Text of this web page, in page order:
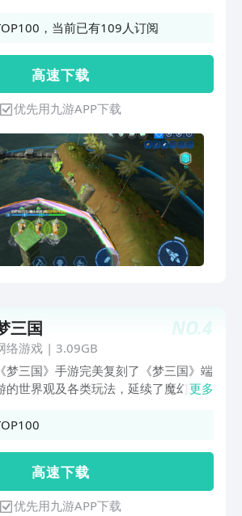
种武器和装备-所有武器均是自动开
理搭配、时刻注意距离的控制，是特别重
的战斗要素！游戏功能：-与世界各地
的玩家组队，操控战舰，摧毁敌方基地-
戏支持5v5、3v3、1v1，平均每局时
为10分钟以内-除竞技场模式之外，还
人机对战模式和单机模式十多种各具特
色的舰船，近50种武器和装备，你可自
搭配并采用不同的战术：--你可以选择
型船只和近距离武器，利用防高攻高的
特点来摧毁敌人，成为团队中的MVP--也
可以选择小型但快速的船只，利用远距离
独创的武器搭配，凭借你的战术突击，
速抢下MVP，并在10分钟内摧毁敌方
基地！通过一场又一场的胜利来提升你的
阶，证明自己可以成为一位优秀的舰队
挥官！做好战斗准备吧，指挥官！这款
戏还原了传统Boom海战、Dota 大海
可持续成长的碎片升级体系和每日任务
系统，我们致力打造出魅力无穷且公平的
戏方式，只要坚持到底，就有反败为胜
的可能！
，当前已有109人订阅
高 速 下 载
优先用九游APP下载
NO.4
三国
络游戏| 3.09GB
《梦三国》手游完美复刻了《梦三国》端
的世界观及各类玩法，延续了魔幻三国
的 MOBA+RPG 综合玩法，提供多种
更多
高 速 下 载
优先用九游APP下载